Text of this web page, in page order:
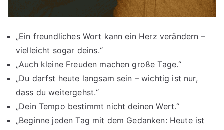
„Ein freundliches Wort kann ein Herz verändern –
vielleicht sogar deins.“
„Auch kleine Freuden machen große Tage.“
„Du darfst heute langsam sein – wichtig ist nur,
dass du weitergehst.“
„Dein Tempo bestimmt nicht deinen Wert.“
„Beginne jeden Tag mit dem Gedanken: Heute ist